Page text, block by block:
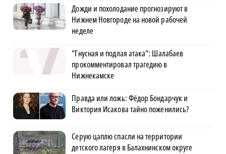
Дожди и похолодание прогнозируют в
Нижнем Новгороде на новой рабочей
неделе
"Гнусная и подлая атака": Шалабаев
прокомментировал трагедию в
Нижнекамске
Правда или ложь: Фёдор Бондарчук и
Виктория Исакова тайно поженились?
Серую цаплю спасли на территории
детского лагеря в Балахнинском округе